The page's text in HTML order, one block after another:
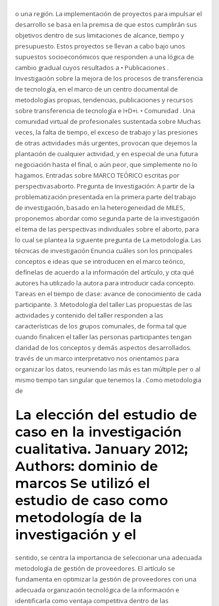
o una región. La implementación de proyectos para impulsar el
desarrollo se basa en la premisa de que estos cumplirán sus
objetivos dentro de sus limitaciones de alcance, tiempo y
presupuesto. Estos proyectos se llevan a cabo bajo unos
supuestos socioeconómicos que responden a una lógica de
cambio gradual cuyos resultados a • Publicaciones .
Investigación sobre la mejora de los procesos de transferencia
de tecnología, en el marco de un centro documental de
metodologías propias, tendencias, publicaciones y recursos
sobre transferencia de tecnología e I+D+i. • Comunidad . Una
comunidad virtual de profesionales sustentada sobre Muchas
veces, la falta de tiempo, el exceso de trabajo y las presiones
de otras actividades más urgentes, provocan que dejemos la
plantación de cualquier actividad, y en especial de una futura
negociación hasta el final, o aún peor, que simplemente no lo
hagamos. Entradas sobre MARCO TEÓRICO escritas por
perspectivasaborto. Pregunta de Investigación: A partir de la
problematización presentada en la primera parte del trabajo
de investigación, basado en la heterogeneidad de MILES,
proponemos abordar como segunda parte de la investigación
el tema de las perspectivas individuales sobre el aborto, para
lo cual se plantea la siguiente pregunta de La metodología. Las
técnicas de investigación Enuncia cuáles son los principales
conceptos e ideas que se introducen en el marco teórico,
defínelas de acuerdo a la información del artículo, y cita qué
autores ha utilizado la autora para introducir cada concepto.
Tareas en el tiempo de clase: avance de conocimiento de cada
participante. 3. Metodología del taller Las propuestas de las
actividades y contenido del taller responden a las
características de los grupos comunales, de forma tal que
cuando finalicen el taller las personas participantes tengan
claridad de los conceptos y demás aspectos desarrollados.
través de un marco interpretativo nos orientamos para
organizar los datos, reuniendo las más es tan múltiple per o al
mismo tiempo tan singular que tenemos la . Como metodologia
de
La elección del estudio de
caso en la investigación
cualitativa. January 2012;
Authors: dominio de
marcos Se utilizó el
estudio de caso como
metodología de la
investigación y el
sentido, se centra la importancia de seleccionar una adecuada
metodología de gestión de proveedores. El artículo se
fundamenta en optimizar la gestión de proveedores con una
adecuada organización tecnológica de la información e
identificarla como ventaja competitiva dentro de las